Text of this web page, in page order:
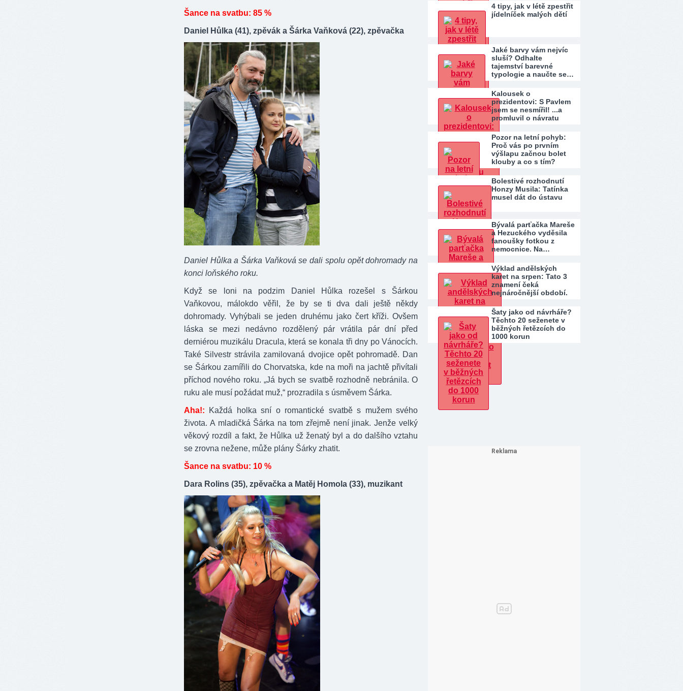
Šance na svatbu: 85 %
Daniel Hůlka (41), zpěvák a Šárka Vaňková (22), zpěvačka
Daniel Hůlka a Šárka Vaňková se dali spolu opět dohromady na
konci loňského roku.
Když se loni na podzim Daniel Hůlka rozešel s Šárkou
Vaňkovou, málokdo věřil, že by se ti dva dali ještě někdy
dohromady. Vyhýbali se jeden druhému jako čert kříži. Ovšem
láska se mezi nedávno rozdělený pár vrátila pár dní před
derniérou muzikálu Dracula, která se konala tři dny po Vánocích.
Také Silvestr strávila zamilovaná dvojice opět pohromadě. Dan
se Šárkou zamířili do Chorvatska, kde na moři na jachtě přivítali
příchod nového roku. „Já bych se svatbě rozhodně nebránila. O
ruku ale musí požádat muž,“ prozradila s úsměvem Šárka.
Aha!:
Každá holka sní o romantické svatbě s mužem svého
života. A mladičká Šárka na tom zřejmě není jinak. Jenže velký
věkový rozdíl a fakt, že Hůlka už ženatý byl a do dalšího vztahu
se zrovna nežene, může plány Šárky zhatit.
Šance na svatbu: 10 %
Dara Rolins (35), zpěvačka a Matěj Homola (33), muzikant
4 tipy, jak v létě zpestřit
jídelníček malých dětí
Jaké barvy vám nejvíc
sluší? Odhalte
tajemství barevné
typologie a naučte se…
Kalousek o
prezidentovi: S Pavlem
jsem se nesmířil! ...a
promluvil o návratu
Pozor na letní pohyb:
Proč vás po prvním
výšlapu začnou bolet
klouby a co s tím?
Bolestivé rozhodnutí
Honzy Musila: Tatínka
musel dát do ústavu
Bývalá parťačka Mareše
a Hezuckého vyděsila
fanoušky fotkou z
nemocnice. Na…
Výklad andělských
karet na srpen: Tato 3
znamení čeká
nejnáročnější období.
Šaty jako od návrháře?
Těchto 20 seženete v
běžných řetězcích do
1000 korun